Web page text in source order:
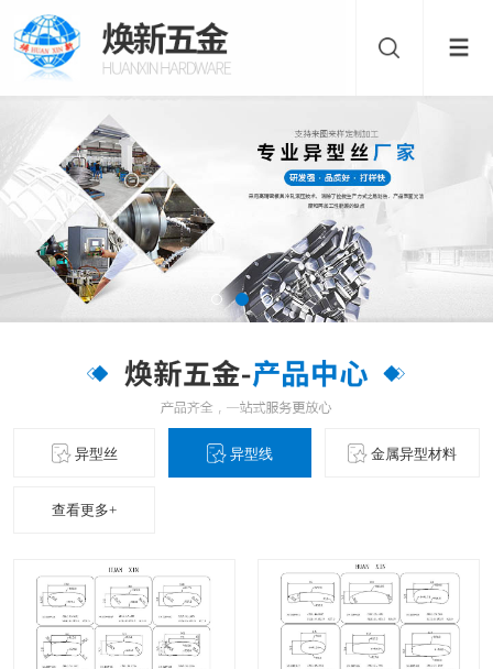
异型丝 异型线 金属异型材料
查看更多+